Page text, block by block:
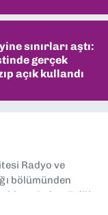
sınırları aştı:
gerçek
açık kullandı
Radyo ve
bölümünden
Dokuz Eylül